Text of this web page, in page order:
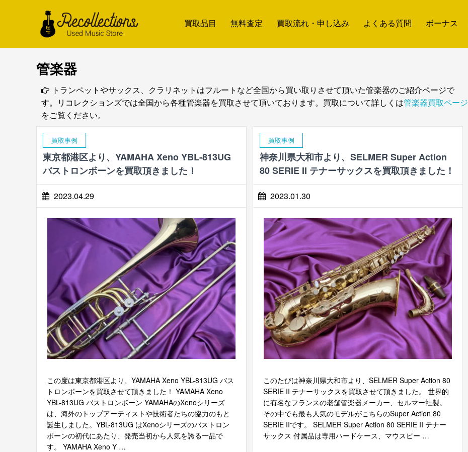
買取品目 無料査定 買取流れ・申し込み よくある質問 ボーナス
管楽器
トランペットやサックス、クラリネットはフルートなど全国から買い取りさせて頂いた管楽器のご紹介ページで
す。リコレクションズでは全国から各種管楽器を買取させて頂いております。買取について詳しくは管楽器買取ページ
をご覧ください。
買取事例
東京都港区より、YAMAHA Xeno YBL-813UG
バストロンボーンを買取頂きました！
2023.04.29
この度は東京都港区より、YAMAHA Xeno YBL-813UG バス
トロンボーンを買取させて頂きました！ YAMAHA Xeno
YBL-813UG バストロンボーン YAMAHAのXenoシリーズ
は、海外のトップアーティストや技術者たちの協力のもと
誕生しました。YBL-813UG はXenoシリーズのバストロン
ボーンの初代にあたり、発売当初から人気を誇る一品で
す。 YAMAHA Xeno Y …
買取事例
神奈川県大和市より、SELMER Super Action
80 SERIE II テナーサックスを買取頂きました！
2023.01.30
このたびは神奈川県大和市より、SELMER Super Action 80
SERIE II テナーサックスを買取させて頂きました。 世界的
に有名なフランスの老舗管楽器メーカー、セルマー社製。
その中でも最も人気のモデルがこちらのSuper Action 80
SERIE IIです。 SELMER Super Action 80 SERIE II テナー
サックス 付属品は専用ハードケース、マウスピー …